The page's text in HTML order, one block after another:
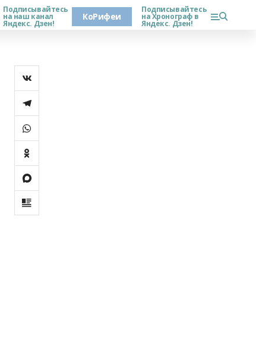
Подписывайтесь
на наш канал
Яндекс. Дзен!
КоРифеи
Подписывайтесь
на Хронограф в
Яндекс. Дзен!